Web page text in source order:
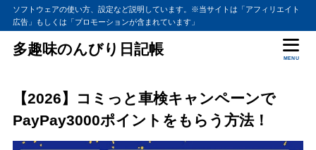
ソフトウェアの使い方、設定など説明しています。※当サイトは「アフィリエイト
広告」もしくは「プロモーションが含まれています」
多趣味のんびり日記帳
MENU
【2026】コミっと車検キャンペーンで
PayPay3000ポイントをもらう方法！